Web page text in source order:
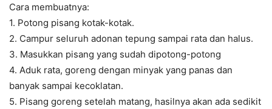
Cara membuatnya:
1. Potong pisang kotak-kotak.
2. Campur seluruh adonan tepung sampai rata dan halus.
3. Masukkan pisang yang sudah dipotong-potong
4. Aduk rata, goreng dengan minyak yang panas dan
banyak sampai kecoklatan.
5. Pisang goreng setelah matang, hasilnya akan ada sedikit